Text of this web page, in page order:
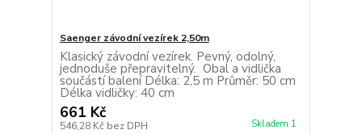
Saenger závodní vezírek 2,50m
Klasický závodní vezírek. Pevný, odolný,
jednoduše přepravitelný. Obal a vidlička
součástí balení Délka: 2,5 m Průměr: 50 cm
Délka vidličky: 40 cm
661 Kč
546,28 Kč bez DPH Skladem 1